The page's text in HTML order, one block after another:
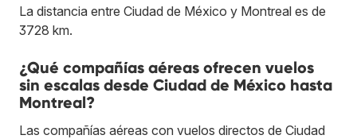
La distancia entre Ciudad de México y Montreal es de
3728 km.
¿Qué compañías aéreas ofrecen vuelos
sin escalas desde Ciudad de México hasta
Montreal?
Las compañías aéreas con vuelos directos de Ciudad